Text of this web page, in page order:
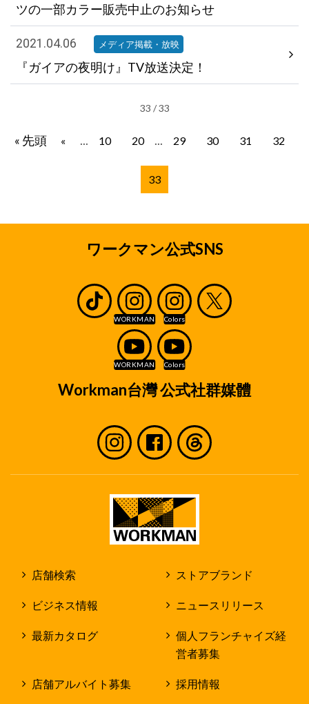
ツの一部カラー販売中止のお知らせ
2021.04.06 メディア掲載・放映
『ガイアの夜明け』TV放送決定！
33 / 33
« 先頭 « ... 10 20 ... 29 30 31 32
33
ワークマン公式SNS
Workman台灣 公式社群媒體
店舗検索 ストアブランド
ビジネス情報 ニュースリリース
最新カタログ
個人フランチャイズ経
営者募集
店舗アルバイト募集 採用情報